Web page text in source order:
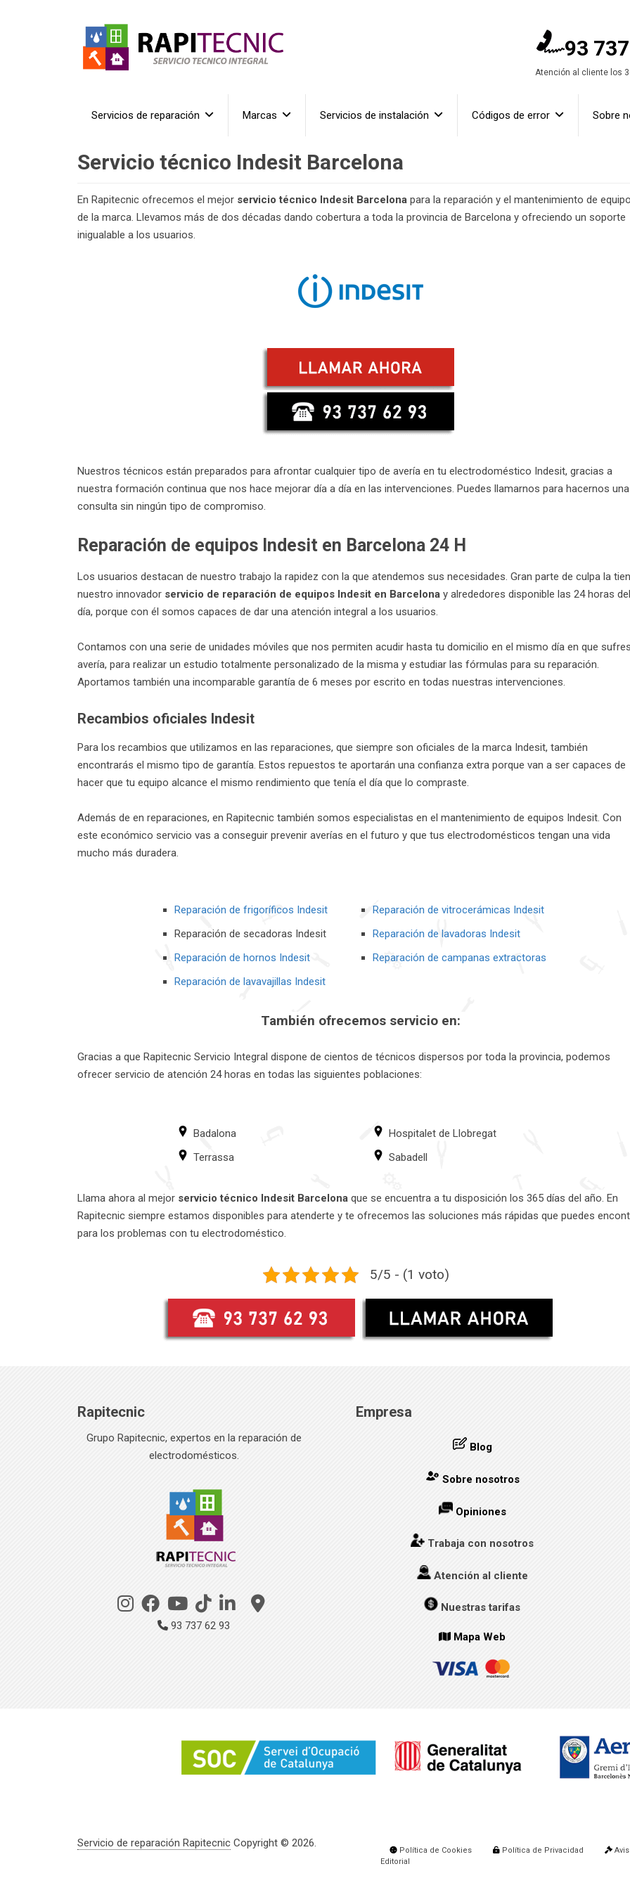
93
Atención al cliente los
Servicios de reparación Marcas Servicios de instalación Códigos de error Sobre
Servicio técnico Indesit Barcelona
En Rapitecnic ofrecemos el mejor servicio técnico Indesit Barcelona para la reparación y el mantenimiento de
de la marca. Llevamos más de dos décadas dando cobertura a toda la provincia de Barcelona y ofreciendo un soporte
inigualable a los usuarios.
Nuestros técnicos están preparados para afrontar cualquier tipo de avería en tu electrodoméstico Indesit, gracias a
nuestra formación continua que nos hace mejorar día a día en las intervenciones. Puedes llamarnos para hacernos una
consulta sin ningún tipo de compromiso.
Reparación de equipos Indesit en Barcelona 24 H
Los usuarios destacan de nuestro trabajo la rapidez con la que atendemos sus necesidades. Gran parte de culpa la
nuestro innovador servicio de reparación de equipos Indesit en Barcelona y alrededores disponible las 24 horas del
día, porque con él somos capaces de dar una atención integral a los usuarios.
Contamos con una serie de unidades móviles que nos permiten acudir hasta tu domicilio en el mismo día en que
avería, para realizar un estudio totalmente personalizado de la misma y estudiar las fórmulas para su reparación.
Aportamos también una incomparable garantía de 6 meses por escrito en todas nuestras intervenciones.
Recambios oficiales Indesit
Para los recambios que utilizamos en las reparaciones, que siempre son oficiales de la marca Indesit, también
encontrarás el mismo tipo de garantía. Estos repuestos te aportarán una confianza extra porque van a ser capaces de
hacer que tu equipo alcance el mismo rendimiento que tenía el día que lo compraste.
Además de en reparaciones, en Rapitecnic también somos especialistas en el mantenimiento de equipos Indesit. Con
este económico servicio vas a conseguir prevenir averías en el futuro y que tus electrodomésticos tengan una vida
mucho más duradera.
Reparación de frigoríficos Indesit
Reparación de secadoras Indesit
Reparación de hornos Indesit
Reparación de lavavajillas Indesit
Reparación de vitrocerámicas Indesit
Reparación de lavadoras Indesit
Reparación de campanas extractoras
También ofrecemos servicio en:
Gracias a que Rapitecnic Servicio Integral dispone de cientos de técnicos dispersos por toda la provincia, podemos
ofrecer servicio de atención 24 horas en todas las siguientes poblaciones:
Badalona
Terrassa
Hospitalet de Llobregat
Sabadell
Llama ahora al mejor servicio técnico Indesit Barcelona que se encuentra a tu disposición los 365 días del año. En
Rapitecnic siempre estamos disponibles para atenderte y te ofrecemos las soluciones más rápidas que puedes
para los problemas con tu electrodoméstico.
5/5 - (1 voto)
Rapitecnic
Grupo Rapitecnic, expertos en la reparación de
electrodomésticos.
93 737 62 93
Empresa
Blog
Sobre nosotros
Opiniones
Trabaja con nosotros
Atención al cliente
Nuestras tarifas
Mapa Web
Servicio de reparación Rapitecnic Copyright © 2026.
Política de Cookies Política de Privacidad
Editorial